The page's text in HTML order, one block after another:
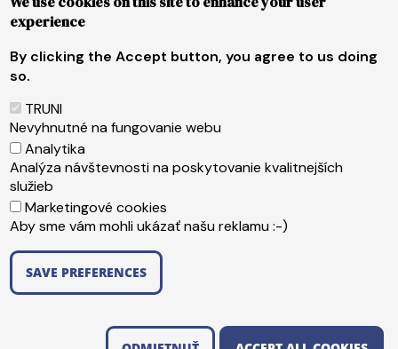
Footer menu 4
E-shop
Instagram
Youtube
Spotify
TikTok
Päta
Web content administrator
Technical operator
Accessibility statement
Edit Cookie Preferences
ActivIT s.r.o.
experience
By clicking the Accept button, you agree to us doing
so.
TRUNI
Nevyhnutné na fungovanie webu
Analytika
Analýza návštevnosti na poskytovanie kvalitnejších
služieb
Marketingové cookies
Aby sme vám mohli ukázať našu reklamu :-)
SAVE PREFERENCES